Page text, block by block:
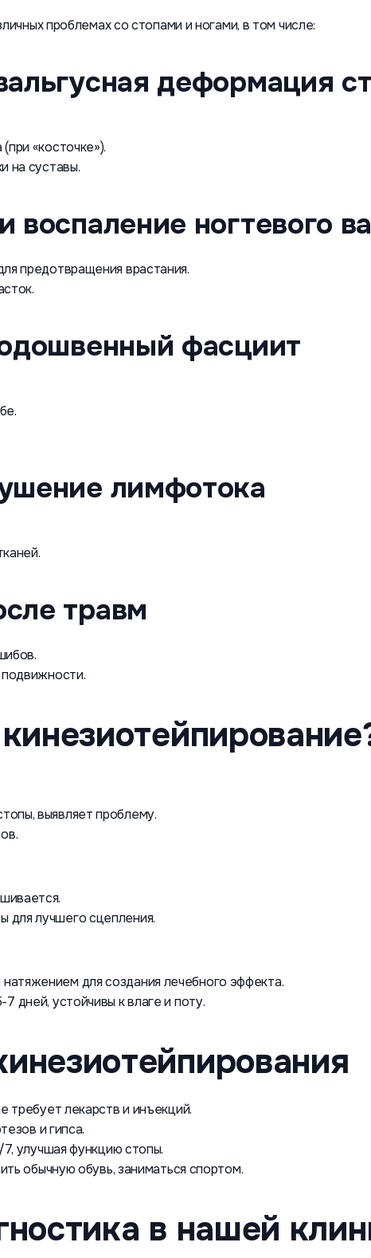
проблемах со стопами и ногами, в том числе:
деформация
«косточке»).
на суставы.
воспаление ногтевого
предотвращения врастания.
фасциит
лимфотока
травм
подвижности.
выявляет проблему.
для лучшего сцепления.
для создания лечебного эффекта.
дней, устойчивы к влаге и поту.
требует лекарств и инъекций.
и гипса.
улучшая функцию стопы.
обычную обувь, заниматься спортом.
в нашей